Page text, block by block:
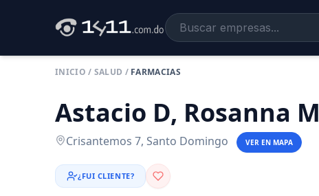
INICIO / SALUD / FARMACIAS
Astacio D, Rosanna M
Crisantemos 7, Santo Domingo VER EN MAPA
¿FUI CLIENTE?